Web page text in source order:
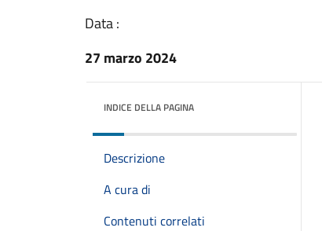
Data :
27 marzo 2024
INDICE DELLA PAGINA
Descrizione
A cura di
Contenuti correlati